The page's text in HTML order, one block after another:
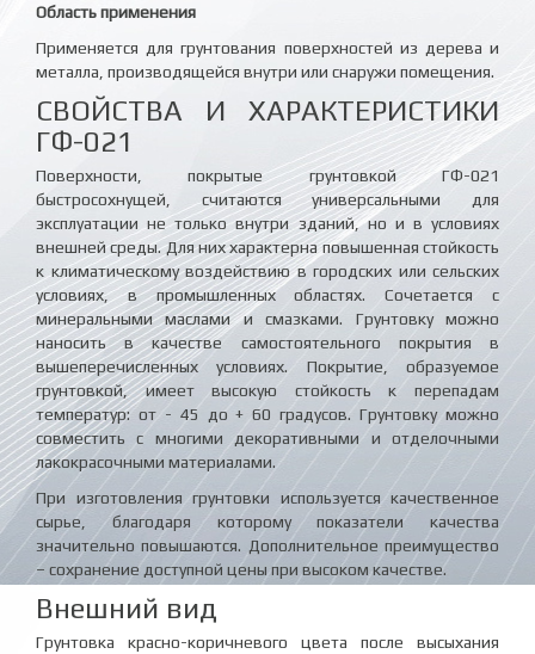
Область применения
Применяется для грунтования поверхностей из дерева и
металла, производящейся внутри или снаружи помещения.
СВОЙСТВА И ХАРАКТЕРИСТИКИ
ГФ-021
Поверхности, покрытые грунтовкой ГФ-021
быстросохнущей, считаются универсальными для
эксплуатации не только внутри зданий, но и в условиях
внешней среды. Для них характерна повышенная стойкость
к климатическому воздействию в городских или сельских
условиях, в промышленных областях. Сочетается с
минеральными маслами и смазками. Грунтовку можно
наносить в качестве самостоятельного покрытия в
вышеперечисленных условиях. Покрытие, образуемое
грунтовкой, имеет высокую стойкость к перепадам
температур: от - 45 до + 60 градусов. Грунтовку можно
совместить с многими декоративными и отделочными
лакокрасочными материалами.
При изготовления грунтовки используется качественное
сырье, благодаря которому показатели качества
значительно повышаются. Дополнительное преимущество
– сохранение доступной цены при высоком качестве.
Внешний вид
Грунтовка красно-коричневого цвета после высыхания